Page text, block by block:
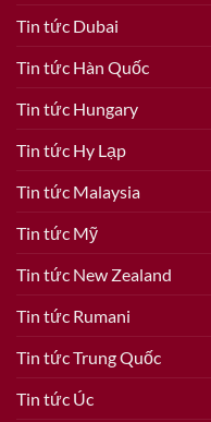
Tin tức Dubai
Tin tức Hàn Quốc
Tin tức Hungary
Tin tức Hy Lạp
Tin tức Malaysia
Tin tức Mỹ
Tin tức New Zealand
Tin tức Rumani
Tin tức Trung Quốc
Tin tức Úc